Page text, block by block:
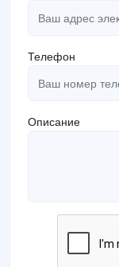
Телефон
Описание